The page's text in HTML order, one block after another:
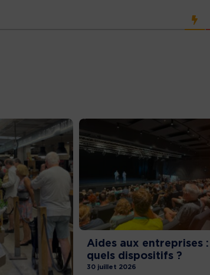
Aides aux entreprises :
quels dispositifs ?
30 juillet 2026